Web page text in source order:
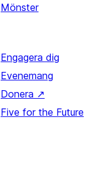
Mönster
Engagera dig
Evenemang
Donera ↗
Five for the Future